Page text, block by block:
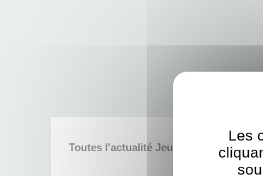
Toutes l'actualité Jeux vidéo
Les